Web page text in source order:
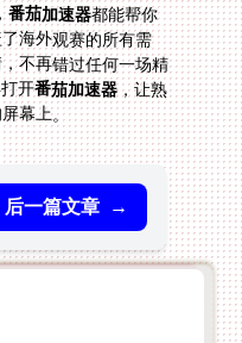
番茄加速器都能帮你
解决问题。它的六大核心功能覆盖了海外观赛的所有需
求，让你随时连接家乡的体育热情，不再错过任何一场精
开番茄加速器，让熟
幕上。
后一篇文章 →